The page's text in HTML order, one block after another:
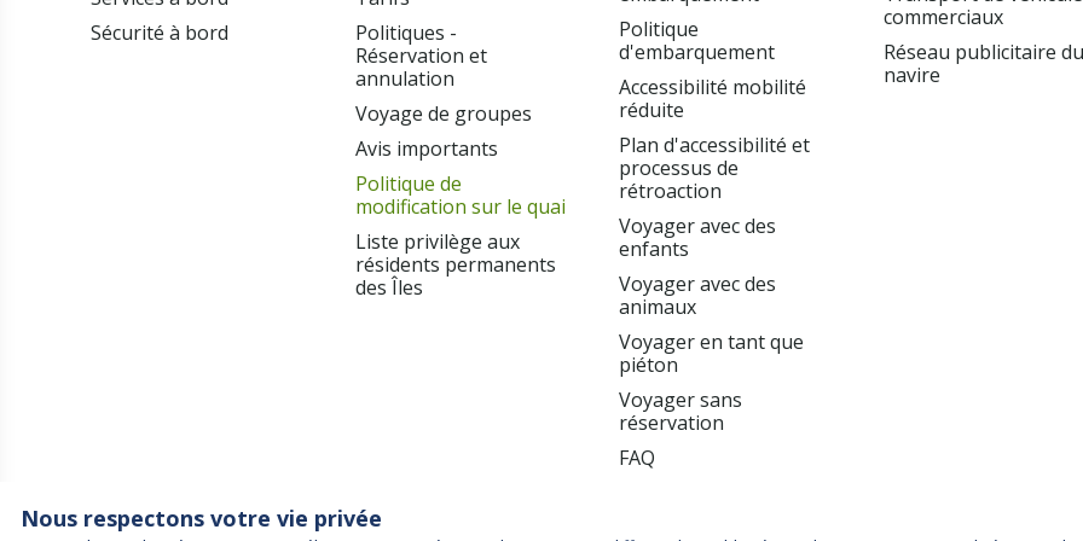
Sécurité à bord
Politiques -
Réservation et
annulation
Voyage de groupes
Avis importants
Politique de
modification sur le quai
Liste privilège aux
résidents permanents
des Îles
Politique
d'embarquement
Accessibilité mobilité
réduite
Plan d'accessibilité et
processus de
rétroaction
Voyager avec des
enfants
Voyager avec des
animaux
Voyager en tant que
piéton
Voyager sans
réservation
FAQ
commerciaux
Réseau publicitaire du
navire
Nous respectons votre vie privée